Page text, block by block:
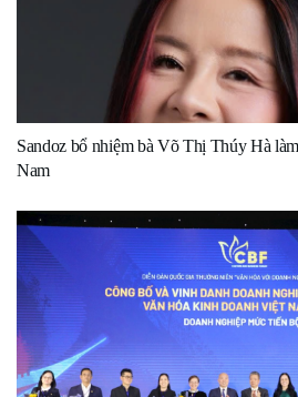
Sandoz bổ nhiệm bà Võ Thị Thúy Hà
Nam